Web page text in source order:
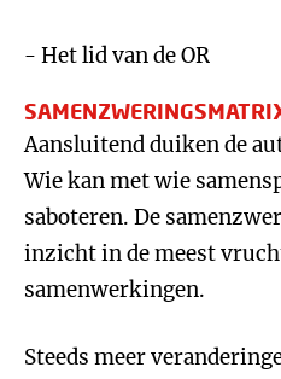
- Het lid van de OR
Aansluitend duiken de
Wie kan met wie
saboteren. De
inzicht in de meest
samenwerkingen.
Steeds meer